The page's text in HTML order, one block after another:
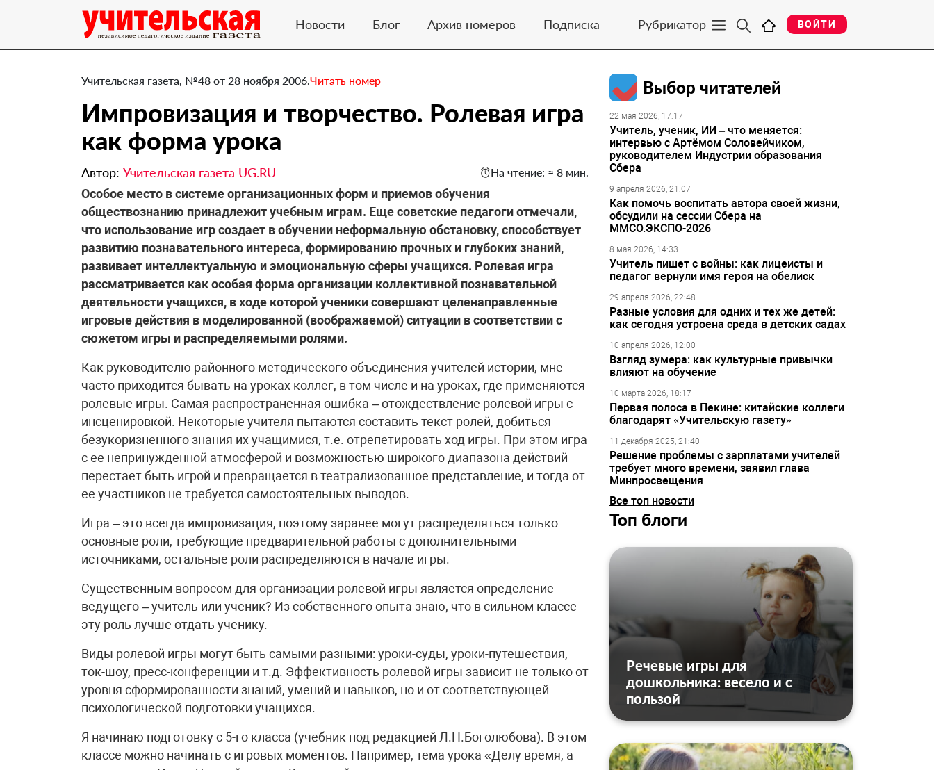
Новости Блог Архив номеров Подписка Рубрикатор ВОЙТИ
Учительская газета, №48 от 28 ноября 2006.Читать номер
Импровизация и творчество. Ролевая игра
как форма урока
Автор: Учительская газета UG.RU На чтение: ≈ 8 мин.
Особое место в системе организационных форм и приемов обучения
обществознанию принадлежит учебным играм. Еще советские педагоги отмечали,
что использование игр создает в обучении неформальную обстановку, способствует
развитию познавательного интереса, формированию прочных и глубоких знаний,
развивает интеллектуальную и эмоциональную сферы учащихся. Ролевая игра
рассматривается как особая форма организации коллективной познавательной
деятельности учащихся, в ходе которой ученики совершают целенаправленные
игровые действия в моделированной (воображаемой) ситуации в соответствии с
сюжетом игры и распределяемыми ролями.
Как руководителю районного методического объединения учителей истории, мне
часто приходится бывать на уроках коллег, в том числе и на уроках, где применяются
ролевые игры. Самая распространенная ошибка – отождествление ролевой игры с
инсценировкой. Некоторые учителя пытаются составить текст ролей, добиться
безукоризненного знания их учащимися, т.е. отрепетировать ход игры. При этом игра
с ее непринужденной атмосферой и возможностью широкого диапазона действий
перестает быть игрой и превращается в театрализованное представление, и тогда от
ее участников не требуется самостоятельных выводов.
Игра – это всегда импровизация, поэтому заранее могут распределяться только
основные роли, требующие предварительной работы с дополнительными
источниками, остальные роли распределяются в начале игры.
Существенным вопросом для организации ролевой игры является определение
ведущего – учитель или ученик? Из собственного опыта знаю, что в сильном классе
эту роль лучше отдать ученику.
Виды ролевой игры могут быть самыми разными: уроки-суды, уроки-путешествия,
ток-шоу, пресс-конференции и т.д. Эффективность ролевой игры зависит не только от
уровня сформированности знаний, умений и навыков, но и от соответствующей
психологической подготовки учащихся.
Я начинаю подготовку с 5-го класса (учебник под редакцией Л.Н.Боголюбова). В этом
классе можно начинать с игровых моментов. Например, тема урока «Делу время, а
Выбор читателей
22 мая 2026, 17:17
Учитель, ученик, ИИ – что меняется:
интервью с Артёмом Соловейчиком,
руководителем Индустрии образования
Сбера
9 апреля 2026, 21:07
Как помочь воспитать автора своей жизни,
обсудили на сессии Сбера на
ММСО.ЭКСПО-2026
8 мая 2026, 14:33
Учитель пишет с войны: как лицеисты и
педагог вернули имя героя на обелиск
29 апреля 2026, 22:48
Разные условия для одних и тех же детей:
как сегодня устроена среда в детских садах
10 апреля 2026, 12:00
Взгляд зумера: как культурные привычки
влияют на обучение
10 марта 2026, 18:17
Первая полоса в Пекине: китайские коллеги
благодарят «Учительскую газету»
11 декабря 2025, 21:40
Решение проблемы с зарплатами учителей
требует много времени, заявил глава
Минпросвещения
Все топ новости
Топ блоги
Речевые игры для
дошкольника: весело и с
пользой